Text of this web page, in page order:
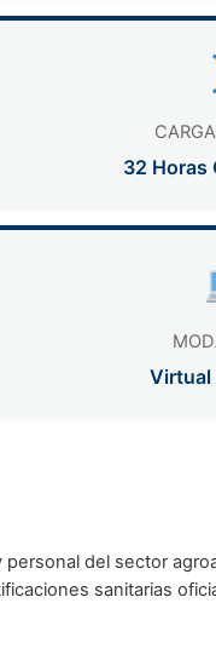
32 Horas
Virtual
del sector
sanitarias